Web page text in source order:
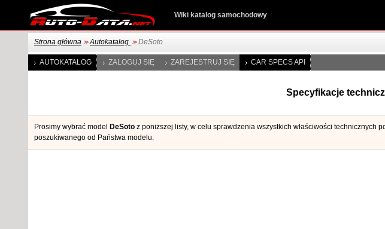
Wiki katalog samochodowy
Strona główna >> Autokatalog >> DeSoto
AUTOKATALOG ZALOGUJ SIĘ ZAREJESTRUJ SIĘ CAR SPECS API
Specyfikacje
Prosimy wybrać model DeSoto z poniższej listy, w celu sprawdzenia wszystkich właściwości
poszukiwanego od Państwa modelu.